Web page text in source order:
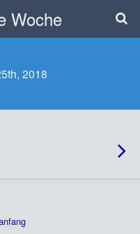
Woche
2018